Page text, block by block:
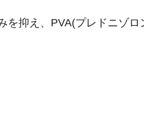
抑え、PVA(プレドニゾ